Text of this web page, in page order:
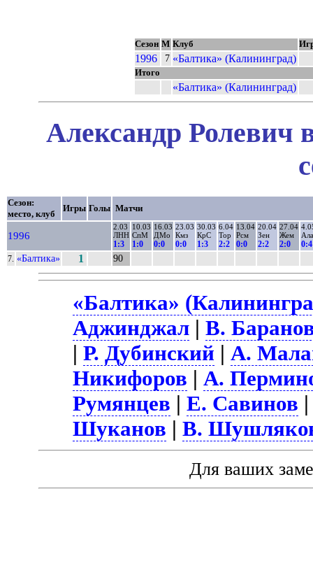
Сезон М Клуб
1996 7 «Балтика» (Калининград)
Итого
«Балтика» (Калининград)
Александр Ролевич
Сезон:
место, клуб
Игры Голы Матчи
1996
2.03
ЛНН
1:3
10.03
СпМ
1:0
16.03
ДМо
0:0
23.03
Кмз
0:0
30.03
КрС
1:3
6.04
Тор
2:2
13.04
Рсм
0:0
20.04
Зен
2:2
27.04
Жем
2:0
Ала
0:4
7. «Балтика» 1 90
«Балтика»
Аджинджал |В.
|Р. Дубинский |А.
Никифоров |А.
Румянцев |Е. Савинов
Шуканов |В.
Для ваших